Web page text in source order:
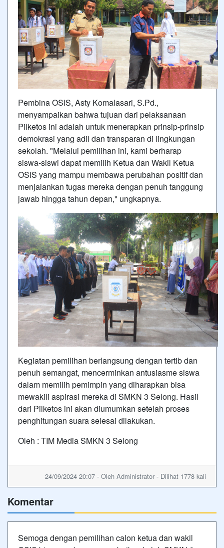
Pembina OSIS, Asty Komalasari, S.Pd.,
menyampaikan bahwa tujuan dari pelaksanaan
Pilketos ini adalah untuk menerapkan prinsip-prinsip
demokrasi yang adil dan transparan di lingkungan
sekolah. "Melalui pemilihan ini, kami berharap
siswa-siswi dapat memilih Ketua dan Wakil Ketua
OSIS yang mampu membawa perubahan positif dan
menjalankan tugas mereka dengan penuh tanggung
jawab hingga tahun depan," ungkapnya.
Kegiatan pemilihan berlangsung dengan tertib dan
penuh semangat, mencerminkan antusiasme siswa
dalam memilih pemimpin yang diharapkan bisa
mewakili aspirasi mereka di SMKN 3 Selong. Hasil
dari Pilketos ini akan diumumkan setelah proses
penghitungan suara selesai dilakukan.
Oleh : TIM Media SMKN 3 Selong
24/09/2024 20:07 - Oleh Administrator - Dilihat 1778 kali
Komentar
Semoga dengan pemilihan calon ketua dan wakil